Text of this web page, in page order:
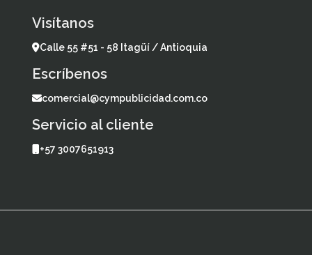
Visítanos
Calle 55 #51 - 58 Itagüí / Antioquia
Escríbenos
comercial@cympublicidad.com.co
Servicio al cliente
+57 3007651913